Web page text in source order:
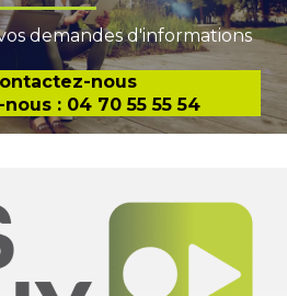
demandes d'informations
nous
: 04 70 55 55 54